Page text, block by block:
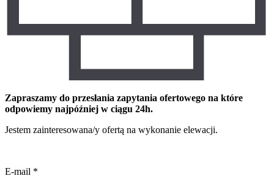
Zapraszamy do przesłania zapytania ofertowego na które
odpowiemy najpóźniej w ciągu 24h.
Jestem zainteresowana/y ofertą na wykonanie elewacji.
E-mail *